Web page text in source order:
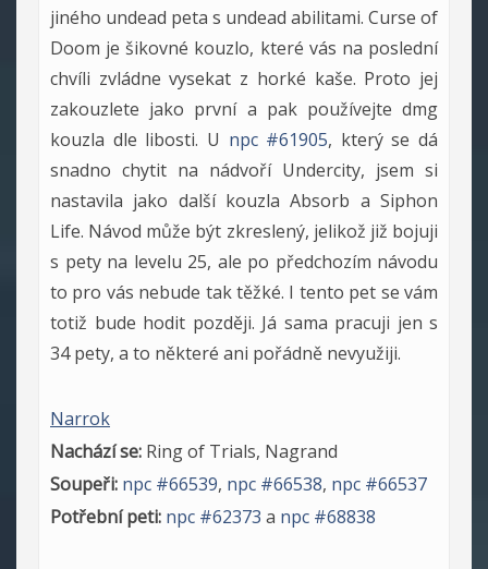
jiného undead peta s undead abilitami. Curse of
Doom je šikovné kouzlo, které vás na poslední
chvíli zvládne vysekat z horké kaše. Proto jej
zakouzlete jako první a pak používejte dmg
kouzla dle libosti. U npc #61905, který se dá
snadno chytit na nádvoří Undercity, jsem si
nastavila jako další kouzla Absorb a Siphon
Life. Návod může být zkreslený, jelikož již bojuji
s pety na levelu 25, ale po předchozím návodu
to pro vás nebude tak těžké. I tento pet se vám
totiž bude hodit později. Já sama pracuji jen s
34 pety, a to některé ani pořádně nevyužiji.
Narrok
Nachází se: Ring of Trials, Nagrand
Soupeři: npc #66539, npc #66538, npc #66537
Potřební peti: npc #62373 a npc #68838